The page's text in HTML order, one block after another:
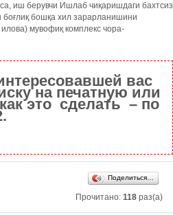
иш берувчи Ишлаб чиқаришдаги бахтсиз
бошқа хил зарарланишини
мувофиқ комплекс чора-
вас
на печатную или
это сделать – по
Поделиться…
Прочитано: 118 раз(а)